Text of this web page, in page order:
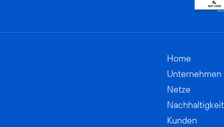
Home
Unternehmen
Netze
Nachhaltigkeit
Kunden